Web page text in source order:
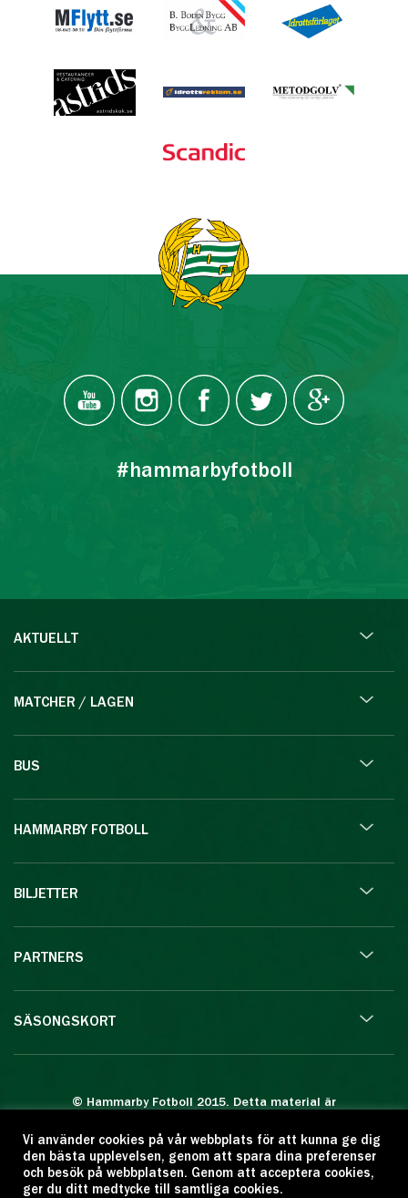
#hammarbyfotboll
AKTUELLT
MATCHER / LAGEN
BUS
HAMMARBY FOTBOLL
BILJETTER
PARTNERS
SÄSONGSKORT
© Hammarby Fotboll 2015. Detta material är
Eftertryck eller annan kopiering är förbjuden.
Citera oss gärna men ange källan:
www.hammarbyfotboll.se. Ansvarig utgivare:
Vi använder cookies på vår webbplats för att kunna ge dig
den bästa upplevelsen, genom att spara dina preferenser
och besök på webbplatsen. Genom att acceptera cookies,
ger du ditt medtycke till samtliga cookies.